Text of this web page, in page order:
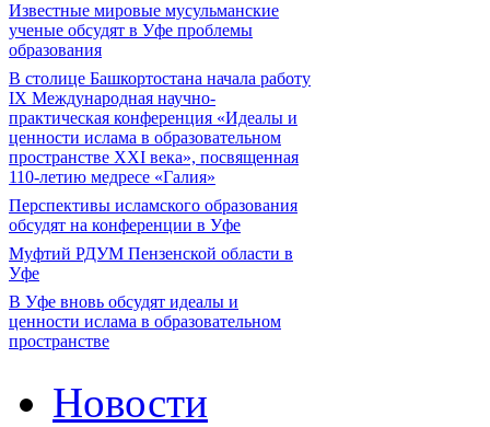
Известные мировые мусульманские
ученые обсудят в Уфе проблемы
образования
В столице Башкортостана начала работу
IX Международная научно-
практическая конференция «Идеалы и
ценности ислама в образовательном
пространстве XXI века», посвященная
110-летию медресе «Галия»
Перспективы исламского образования
обсудят на конференции в Уфе
Муфтий РДУМ Пензенской области в
Уфе
В Уфе вновь обсудят идеалы и
ценности ислама в образовательном
пространстве
Новости